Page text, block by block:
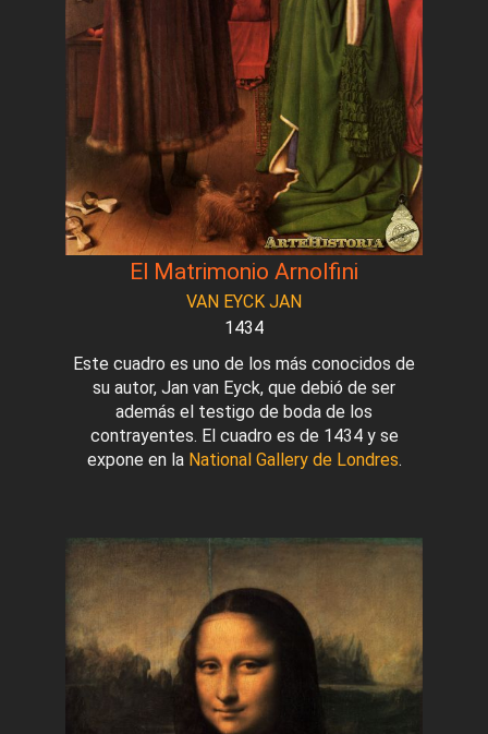
El Matrimonio Arnolfini
VAN EYCK JAN
1434
Este cuadro es uno de los más conocidos de
su autor, Jan van Eyck, que debió de ser
además el testigo de boda de los
contrayentes. El cuadro es de 1434 y se
expone en la National Gallery de Londres.